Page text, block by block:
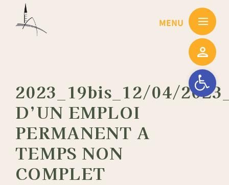
Ouvrir la
2023_19bis_12/04/
D’UN EMPLOI
PERMANENT A
TEMPS NON
COMPLET